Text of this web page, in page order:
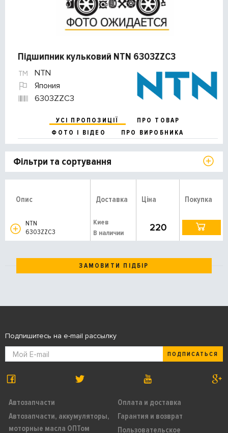
Підшипник кульковий NTN 6303ZZC3
NTN
Япония
6303ZZC3
УСІ ПРОПОЗИЦІЇ
ПРО ТОВАР
ФОТО І ВІДЕО
ПРО ВИРОБНИКА
Фільтри та сортування
Опис Доставка Ціна Покупка
NTN
6303ZZC3
Киев
В наличии
220
ЗАМОВИТИ ПІДБІР
Автозапчасти
Автозапчасти, аккумуляторы,
моторные масла ОПТом
Оплата и доставка
Гарантия и возврат
Пользовательское
Подпишитесь на e-mail рассылку
ПОДПИСАТЬСЯ